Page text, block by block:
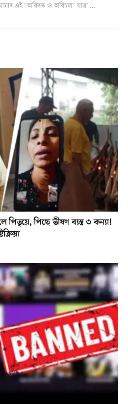
এই "অবিৰত ও অবিচল" যাত্ৰা ...
পিতৃয়ে, পিছে ভীষণ ব্যস্ত ৩ কন্যা!